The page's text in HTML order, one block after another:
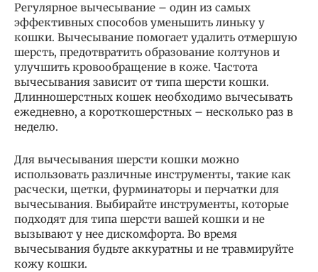
Регулярное вычесывание – один из самых
эффективных способов уменьшить линьку у
кошки. Вычесывание помогает удалить отмершую
шерсть, предотвратить образование колтунов и
улучшить кровообращение в коже. Частота
вычесывания зависит от типа шерсти кошки.
Длинношерстных кошек необходимо вычесывать
ежедневно, а короткошерстных – несколько раз в
неделю.
Для вычесывания шерсти кошки можно
использовать различные инструменты, такие как
расчески, щетки, фурминаторы и перчатки для
вычесывания. Выбирайте инструменты, которые
подходят для типа шерсти вашей кошки и не
вызывают у нее дискомфорта. Во время
вычесывания будьте аккуратны и не травмируйте
кожу кошки.